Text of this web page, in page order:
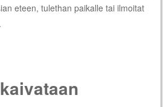
eteen, tulethan paikalle tai ilmoitat